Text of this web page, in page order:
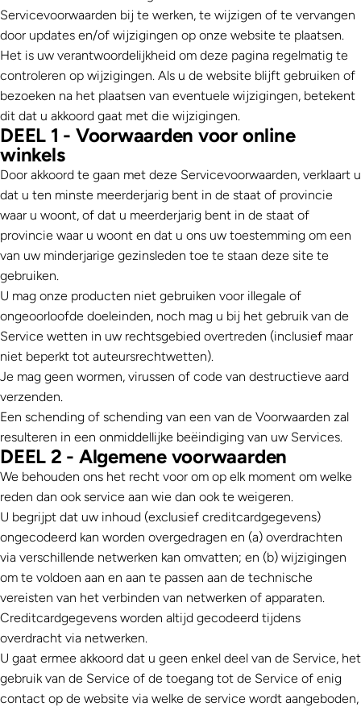
Servicevoorwaarden bij te werken, te wijzigen of te vervangen
door updates en/of wijzigingen op onze website te plaatsen.
Het is uw verantwoordelijkheid om deze pagina regelmatig te
controleren op wijzigingen. Als u de website blijft gebruiken of
bezoeken na het plaatsen van eventuele wijzigingen, betekent
dit dat u akkoord gaat met die wijzigingen.
DEEL 1 - Voorwaarden voor online
winkels
Door akkoord te gaan met deze Servicevoorwaarden, verklaart u
dat u ten minste meerderjarig bent in de staat of provincie
waar u woont, of dat u meerderjarig bent in de staat of
provincie waar u woont en dat u ons uw toestemming om een ​​
van uw minderjarige gezinsleden toe te staan ​​deze site te
gebruiken.
U mag onze producten niet gebruiken voor illegale of
ongeoorloofde doeleinden, noch mag u bij het gebruik van de
Service wetten in uw rechtsgebied overtreden (inclusief maar
niet beperkt tot auteursrechtwetten).
Je mag geen wormen, virussen of code van destructieve aard
verzenden.
Een schending of schending van een van de Voorwaarden zal
resulteren in een onmiddellijke beëindiging van uw Services.
DEEL 2 - Algemene voorwaarden
We behouden ons het recht voor om op elk moment om welke
reden dan ook service aan wie dan ook te weigeren.
U begrijpt dat uw inhoud (exclusief creditcardgegevens)
ongecodeerd kan worden overgedragen en (a) overdrachten
via verschillende netwerken kan omvatten; en (b) wijzigingen
om te voldoen aan en aan te passen aan de technische
vereisten van het verbinden van netwerken of apparaten.
Creditcardgegevens worden altijd gecodeerd tijdens
overdracht via netwerken.
U gaat ermee akkoord dat u geen enkel deel van de Service, het
gebruik van de Service of de toegang tot de Service of enig
contact op de website via welke de service wordt aangeboden,